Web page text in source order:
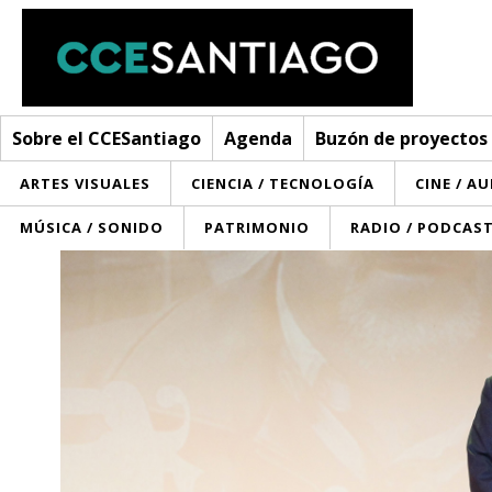
Sobre el CCESantiago Agenda Buzón de proyectos
ARTES VISUALES CIENCIA / TECNOLOGÍA CINE /
MÚSICA / SONIDO PATRIMONIO RADIO / PODCAST